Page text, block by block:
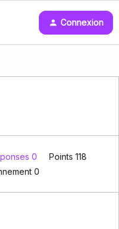
Connexion
0
Points 118
0